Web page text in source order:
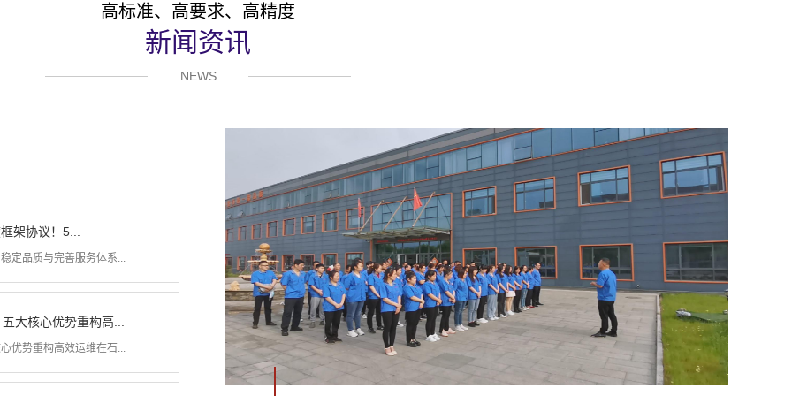
高标准、高要求、高精度
新闻资讯
NEWS
架协议！5...
定品质与完善服务体系...
大核心优势重构高...
优势重构高效运维在石...